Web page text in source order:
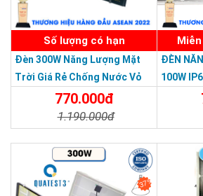
Số lượng có hạn
Đèn 300W Năng Lượng Mặt
Trời Giá Rẻ Chống Nước Vỏ
Nhôm Đúc770.000đ
1.190.000đ
ĐÈN
100W
37%